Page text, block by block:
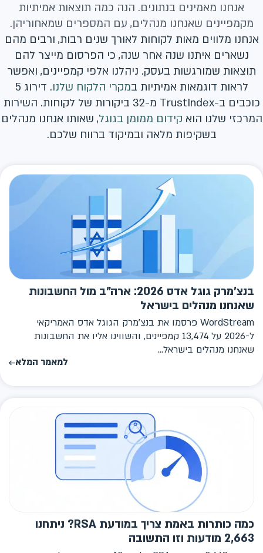
אנחנו מאמינים בנתונים. הנה כמה תוצאות אמיתיות
מקמפיינים שאנחנו מנהלים, עם המספרים שמאחוריהן.
מלווים מאות לקוחות לאורך שנים רבות, ורבים מהם
נשארים איתנו שנה אחר שנה, כי הפרסום מייצר להם
תוצאות שמורגשות בעסק. ניהלנו אלפי קמפיינים, ואפשר
לראות דוגמאות אמיתיות במקרי הלקוח שלנו
. דירוג 5
כוכבים ב-TrustIndex מ-32 ביקורות של לקוחות. השירות
שלנו הואקידום ממומן בגוגל, שאותו אנחנו מנהלים
בשקיפות מלאה ובמיקוד ברווח שלכם.
בנצ'מרק גוגל אדס 2026: ארה"ב מול החשבונות
שאנחנו מנהלים בישראל
WordStream פרסמו את בנצ'מרק הגוגל אדס האמריקאי
ל-2026 על 13,474 קמפיינים, והשווינו אליו את החשבונות
שאנחנו מנהלים בישראל...
למאמר המלא
כמה כותרות באמת צריך במודעת RSA? ניתחנו
2,663 מודעות וזו התשובה